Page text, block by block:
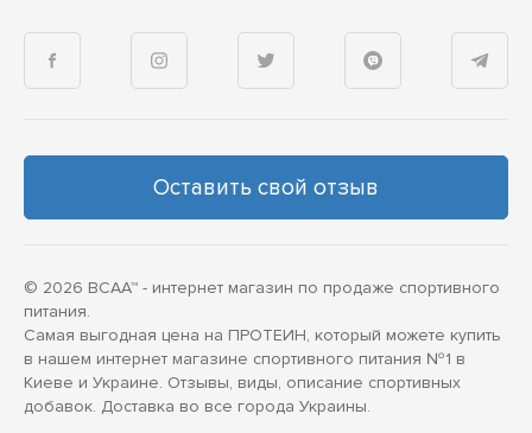
Оставить свой отзыв
© 2026 BCAA™ - интернет магазин по продаже спортивного
питания.
Самая выгодная цена на ПРОТЕИН, который можете купить
в нашем интернет магазине спортивного питания №1 в
Киеве и Украине. Отзывы, виды, описание спортивных
добавок. Доставка во все города Украины.